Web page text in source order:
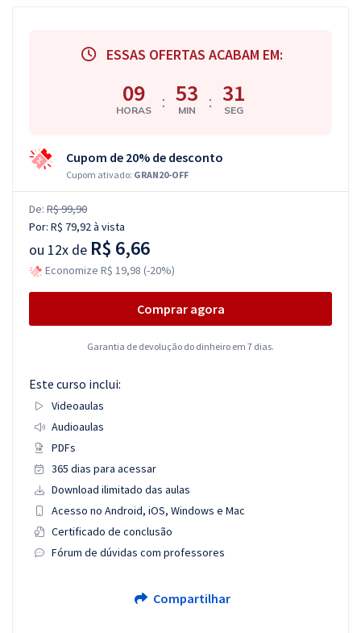
ESSAS OFERTAS ACABAM EM:
09
HORAS : 53
MIN : 30
SEG
Cupom de 20% de desconto
Cupom ativado: GRAN20-OFF
De: R$ 99,90
Por: R$ 79,92à vista
ou 12x de R$ 6,66
Economize R$ 19,98 (-20%)
Comprar agora
Garantia de devolução do dinheiro em 7 dias.
Este curso inclui:
Videoaulas
Audioaulas
PDFs
365 dias para acessar
Download ilimitado das aulas
Acesso no Android, iOS, Windows e Mac
Certificado de conclusão
Fórum de dúvidas com professores
Compartilhar